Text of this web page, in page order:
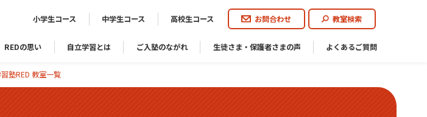
小学生コース 中学生コース 高校生コース お問合わせ 教室検索
REDの思い 自立学習とは ご入塾のながれ 生徒さま・保護者さまの声 よくあるご質問
塾RED 教室一覧